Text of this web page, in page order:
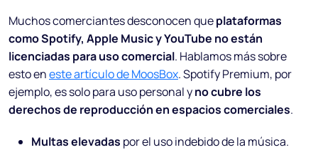
Muchos comerciantes desconocen queplataformas
como Spotify, Apple Music y YouTube no están
licenciadas para uso comercial. Hablamos más sobre
esto eneste artículo de MoosBox. Spotify Premium, por
ejemplo, es solo para uso personal yno cubre los
derechos de reproducción en espacios comerciales.
Multas elevadas por el uso indebido de la música.